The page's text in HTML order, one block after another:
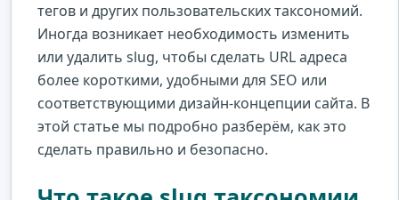
тегов и других пользовательских таксономий.
Иногда возникает необходимость изменить
или удалить slug, чтобы сделать URL адреса
более короткими, удобными для SEO или
соответствующими дизайн-концепции сайта. В
этой статье мы подробно разберём, как это
сделать правильно и безопасно.